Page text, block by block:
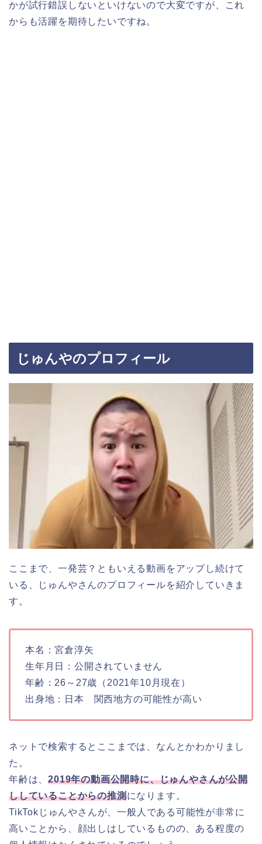
かが試行錯誤しないといけないので大変ですが、これ
からも活躍を期待したいですね。
じゅんやのプロフィール
ここまで、一発芸？ともいえる動画をアップし続けて
いる、じゅんやさんのプロフィールを紹介していきま
す。
本名：宮倉淳矢
生年月日：公開されていません
年齢：26～27歳（2021年10月現在）
出身地：日本 関西地方の可能性が高い
ネットで検索するとここまでは、なんとかわかりまし
た。
年齢は、2019年の動画公開時に、じゅんやさんが公開
ししていることからの推測になります。
TikTokじゅんやさんが、一般人である可能性が非常に
高いことから、顔出しはしているものの、ある程度の